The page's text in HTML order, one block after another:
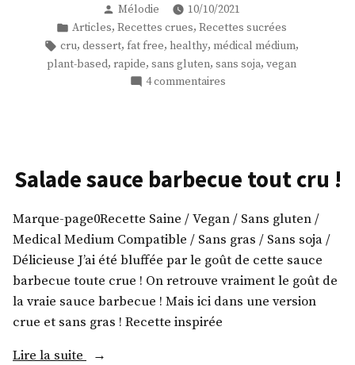
mangue-
framboise
sans
Publié
par
Mélodie
10/10/2021
Publié
dans
Articles, Recettes crues, Recettes sucrées
Étiquettes :
cru, dessert, fat free, healthy, médical médium,
plant-based, rapide, sans gluten, sans soja, vegan
4 commentairessur
noix
gras
Salade sauce barbecue tout cru !
Marque-page0Recette Saine / Vegan / Sans gluten /
Medical Medium Compatible / Sans gras / Sans soja /
Délicieuse J’ai été bluffée par le goût de cette sauce
barbecue toute crue ! On retrouve vraiment le goût de
la vraie sauce barbecue ! Mais ici dans une version
crue et sans gras ! Recette inspirée
Lire la suite
« Salade